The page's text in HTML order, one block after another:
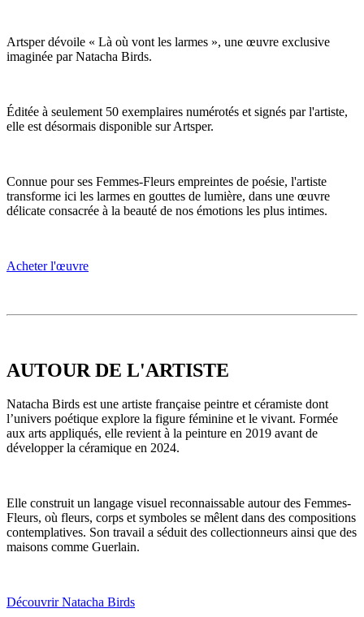
Artsper dévoile « Là où vont les larmes », une œuvre exclusive
imaginée par Natacha Birds.
Éditée à seulement 50 exemplaires numérotés et signés par l'artiste,
elle est désormais disponible sur Artsper.
Connue pour ses Femmes-Fleurs empreintes de poésie, l'artiste
transforme ici les larmes en gouttes de lumière, dans une œuvre
délicate consacrée à la beauté de nos émotions les plus intimes.
Acheter l'œuvre
AUTOUR DE L'ARTISTE
Natacha Birds est une artiste française peintre et céramiste dont
l’univers poétique explore la figure féminine et le vivant. Formée
aux arts appliqués, elle revient à la peinture en 2019 avant de
développer la céramique en 2024.
Elle construit un langage visuel reconnaissable autour des Femmes-
Fleurs, où fleurs, corps et symboles se mêlent dans des compositions
contemplatives. Son travail a séduit des collectionneurs ainsi que des
maisons comme Guerlain.
Découvrir Natacha Birds